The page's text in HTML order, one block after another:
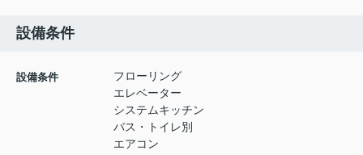
設備条件
設備条件
フローリング
エレベーター
システムキッチン
バス・トイレ別
エアコン